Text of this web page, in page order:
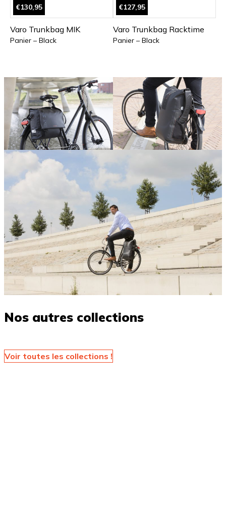
€130,95
Varo Trunkbag MIK
Panier – Black
€127,95
Varo Trunkbag Racktime
Panier – Black
Nos autres collections
Voir toutes les collections !